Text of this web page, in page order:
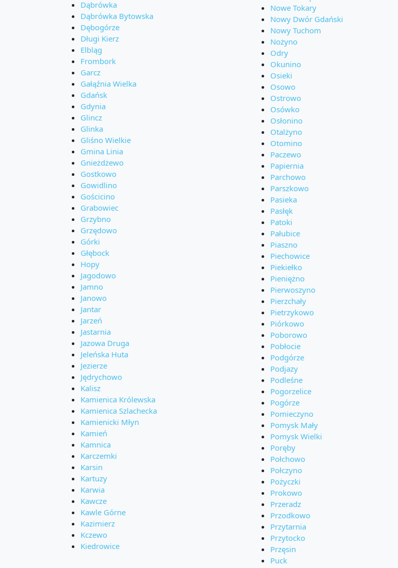
Dąbrówka
Dąbrówka Bytowska
Dębogórze
Długi Kierz
Elbląg
Frombork
Garcz
Gałąźnia Wielka
Gdańsk
Gdynia
Glincz
Glinka
Gliśno Wielkie
Gmina Linia
Gnieżdżewo
Gostkowo
Gowidlino
Gościcino
Grabowiec
Grzybno
Grzędowo
Górki
Głębock
Hopy
Jagodowo
Jamno
Janowo
Jantar
Jarzeń
Jastarnia
Jazowa Druga
Jeleńska Huta
Jezierze
Jędrychowo
Kalisz
Kamienica Królewska
Kamienica Szlachecka
Kamienicki Młyn
Kamień
Kamnica
Karczemki
Karsin
Kartuzy
Karwia
Kawcze
Kawle Górne
Kazimierz
Kczewo
Kiedrowice
Nowe Tokary
Nowy Dwór Gdański
Nowy Tuchom
Nożyno
Odry
Okunino
Osieki
Osowo
Ostrowo
Osówko
Osłonino
Otalżyno
Otomino
Paczewo
Papiernia
Parchowo
Parszkowo
Pasieka
Pasłęk
Patoki
Pałubice
Piaszno
Piechowice
Piekiełko
Pieniężno
Pierwoszyno
Pierzchały
Pietrzykowo
Piórkowo
Poborowo
Pobłocie
Podgórze
Podjazy
Podleśne
Pogorzelice
Pogórze
Pomieczyno
Pomysk Mały
Pomysk Wielki
Poręby
Połchowo
Połczyno
Pożyczki
Prokowo
Przeradz
Przodkowo
Przytarnia
Przytocko
Przęsin
Puck